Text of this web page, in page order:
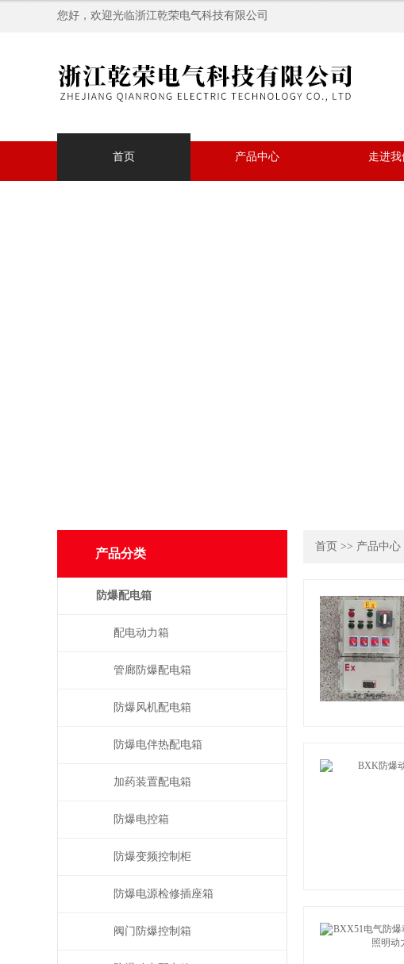
您好，欢迎光临浙江乾荣电气科技有限公司
首页 产品中心 走进我
产品分类
防爆配电箱
配电动力箱
管廊防爆配电箱
防爆风机配电箱
防爆电伴热配电箱
加药装置配电箱
防爆电控箱
防爆变频控制柜
防爆电源检修插座箱
阀门防爆控制箱
首页 >> 产品中心